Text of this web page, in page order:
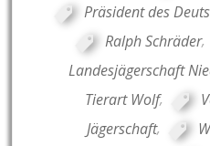
Präsident des
Ralph Schräder,
Landesjägerschaft
Tierart Wolf,
Jägerschaft,